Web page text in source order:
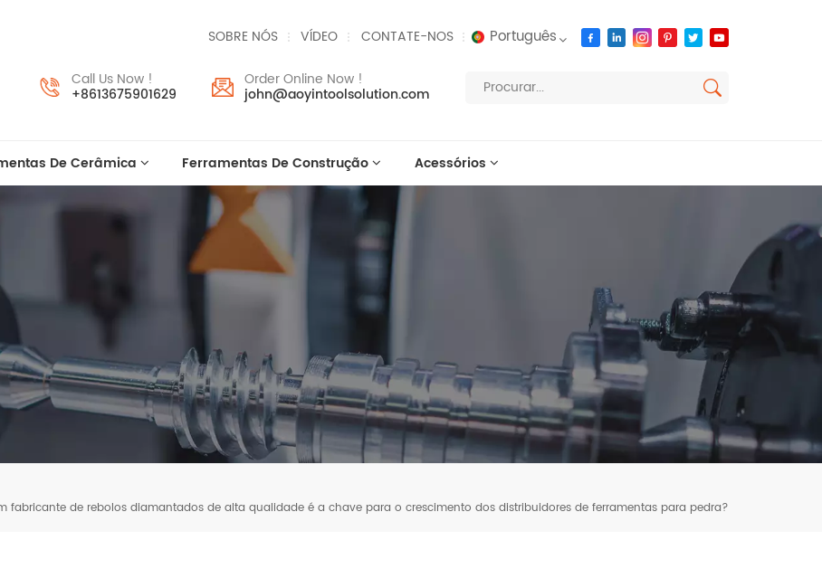
SOBRE NÓS VÍDEO CONTATE-NOS Português
русский
Call Us Now !
+8613675901629
Order Online Now !
john@aoyintoolsolution.com
De Cerâmica Ferramentas De Construção Acessórios
fabricante de rebolos diamantados de alta qualidade é a chave para o crescimento dos distribuidores de ferramentas para pedra?